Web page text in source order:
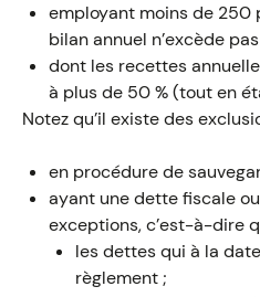
employant moins de 250
bilan annuel n’excède
dont les recettes
à plus de 50 % (tout en
Notez qu’il existe des
en procédure de
ayant une dette fiscale
exceptions, c’est-à-dire
les dettes qui à la
règlement ;